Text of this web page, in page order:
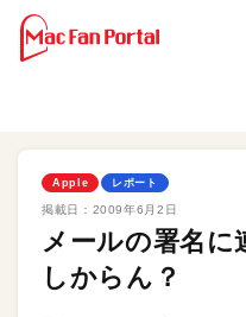
Apple レポート
掲載日： 2009年6月2日
メールの署名に
しからん？